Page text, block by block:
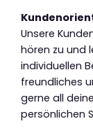
Unsere
hören zu und
individuellen
freundliches
gerne all
persönlichen